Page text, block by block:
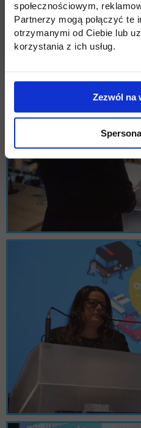
społecznościowym,
Partnerzy mogą połączyć te
otrzymanymi od Ciebie lub
korzystania z ich usług.
Zezwól na